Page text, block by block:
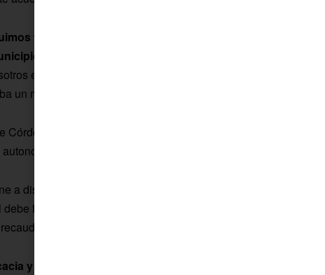
trabajando con todos los organismos para que estos
y todos están colaborando en que sea lo más pronto
es un camino nuevo que hay que andar, porque en Córdoba
un municipio y el 2 de octubre se crearon dos».
Córdoba,
plena de ambos ayuntamientos”.
a disposición de sus vecinos y vecinas la prestación de los
facilitar a sus ciudadanos, como es la asistencia técnica, la
de impuestos”.
y eficiencia, agilizando tanto la gestión, como los pagos y